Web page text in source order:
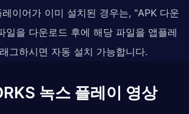
이어가 이미 설치된 경우는, "APK 다운
일을 다운로드 후에 해당 파일을 앱플레
그하시면 자동 설치 가능합니다.
녹스 플레이 영상